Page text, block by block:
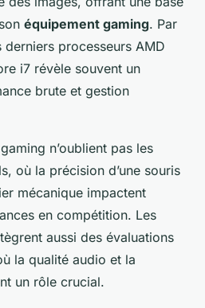
équipement gaming. Par
processeurs AMD
i7 révèle souvent un
brute et gestion
n’oublient pas les
où la précision d’une souris
mécanique impactent
en compétition. Les
aussi des évaluations
la qualité audio et la
un rôle crucial.